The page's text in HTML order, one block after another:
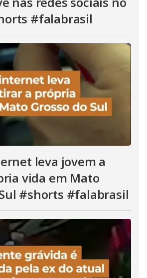
#falabrasil
leva jovem a
vida em Mato
#shorts #falabrasil